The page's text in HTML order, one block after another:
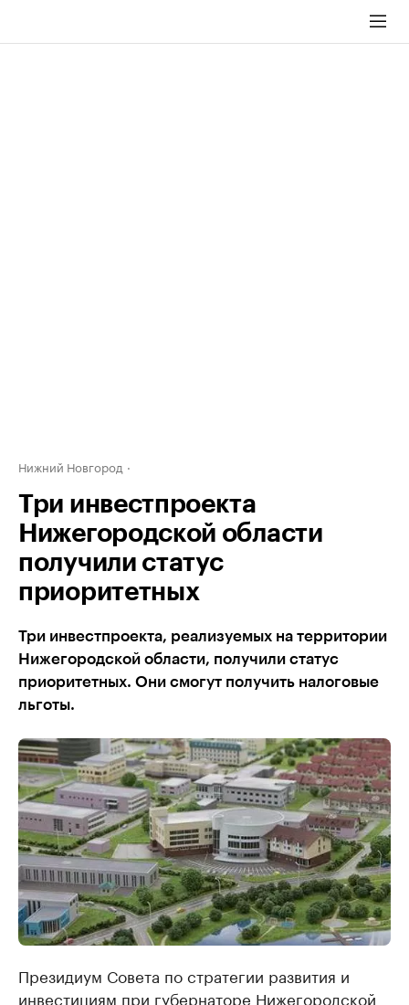
Нижний Новгород
Три инвестпроекта
Нижегородской области
получили статус
приоритетных
Три инвестпроекта, реализуемых на территории
Нижегородской области, получили статус
приоритетных. Они смогут получить налоговые
льготы.
Президиум Совета по стратегии развития и
инвестициям при губернаторе Нижегородской